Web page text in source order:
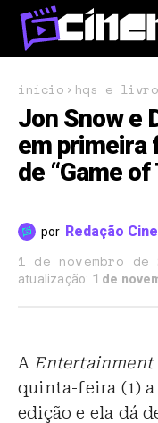
início hqs e
Jon Snow e
em primeira
de “Game
por Redação
1 de novembro de
atualização: 1 de
A Entertainment
quinta-feira (1) a
edição e ela dá